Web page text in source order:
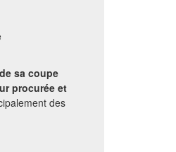
de sa coupe
procurée et
des